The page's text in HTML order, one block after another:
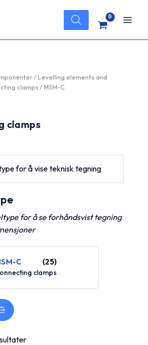
Products
search
/ Levelling elements and
clamps/ MSM-C
clamps
for å vise teknisk tegning
for å se forhåndsvist tegning
C (25)
clamps